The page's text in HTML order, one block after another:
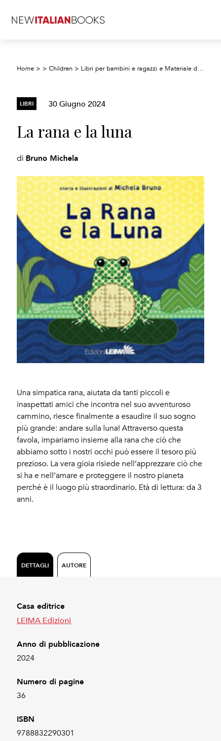
Home > >Children > Libri per bambini e ragazzi e Materiale didattico
LIBRI 30 Giugno 2024
La rana e la luna
di Bruno Michela
Una simpatica rana, aiutata da tanti piccoli e
inaspettati amici che incontra nel suo avventuroso
cammino, riesce finalmente a esaudire il suo sogno
più grande: andare sulla luna! Attraverso questa
favola, impariamo insieme alla rana che ciò che
abbiamo sotto i nostri occhi può essere il tesoro più
prezioso. La vera gioia risiede nell’apprezzare ciò che
si ha e nell’amare e proteggere il nostro pianeta
perché è il luogo più straordinario. Età di lettura: da 3
anni.
DETTAGLI AUTORE
Casa editrice
LEIMA Edizioni
Anno di pubblicazione
2024
Numero di pagine
36
ISBN
9788832290301